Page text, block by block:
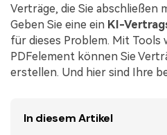
Gesundheitswesen
Finanzen
Regierung
Veröffentlichung
Sehen Sie, was unsere Nutzer
Kostenlose PDF-Vorlagen
Bearbeiten, Drucken und
Verträge, die Sie abschließen
Geben Sie eine ein KI-
für dieses Problem. Mit Tools
PDFelement können Sie
erstellen. Und hier sind Ihre
In diesem Artikel